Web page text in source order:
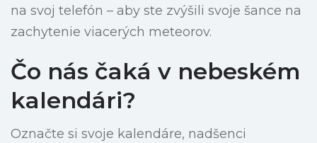
na svoj telefón – aby ste zvýšili svoje šance na
zachytenie viacerých meteorov.
Čo nás čaká v nebeském
kalendári?
Označte si svoje kalendáre, nadšenci